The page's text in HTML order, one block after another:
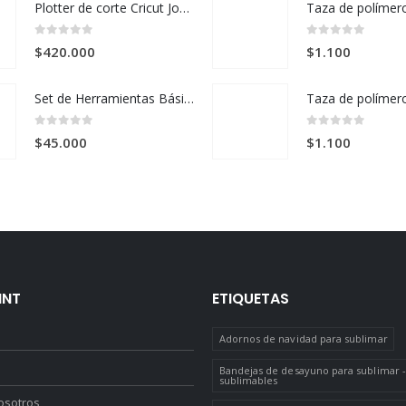
Plotter de corte Cricut Joy 2 + Kit Deluxe – Verde
$420.000
Set de Herramientas Básicas Cricut x 3 Piezas
$45.000
$1.100
$1.100
ETIQUETAS
Adornos de navidad para sublimar
Bandejas de desayuno para sublimar
sublimables